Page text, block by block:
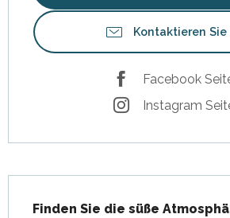
Kontaktieren Sie
Facebook
Instagram
Finden Sie die süße